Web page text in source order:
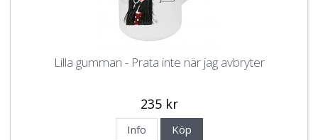
Lilla gumman - Prata inte när jag avbryter
235 kr
Info Köp